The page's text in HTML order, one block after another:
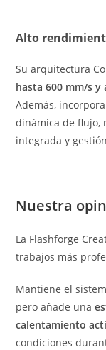
Alto
Su arquitectura
hasta 600 mm/s y
Además,
dinámica de flujo,
integrada y
Nuestra
La Flashforge
trabajos más
Mantiene el
pero añade una
calentamiento
condiciones